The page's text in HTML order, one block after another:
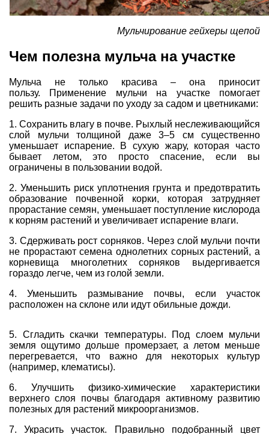
Мульчирование гейхеры щепой
Чем полезна мульча на участке
Мульча не только красива – она приносит
пользу. Применение мульчи на участке помогает
решить разные задачи по уходу за садом и цветниками:
1. Сохранить влагу в почве. Рыхлый неслеживающийся
слой мульчи толщиной даже 3–5 см существенно
уменьшает испарение. В сухую жару, которая часто
бывает летом, это просто спасение, если вы
ограничены в пользовании водой.
2. Уменьшить риск уплотнения грунта и предотвратить
образование почвенной корки, которая затрудняет
прорастание семян, уменьшает поступление кислорода
к корням растений и увеличивает испарение влаги.
3. Сдерживать рост сорняков. Через слой мульчи почти
не прорастают семена однолетних сорных растений, а
корневища многолетних сорняков выдергивается
гораздо легче, чем из голой земли.
4. Уменьшить размывание почвы, если участок
расположен на склоне или идут обильные дожди.
5. Сгладить скачки температуры. Под слоем мульчи
земля ощутимо дольше промерзает, а летом меньше
перегревается, что важно для некоторых культур
(например, клематисы).
6. Улучшить физико-химические характеристики
верхнего слоя почвы благодаря активному развитию
полезных для растений микроорганизмов.
7. Украсить участок. Правильно подобранный цвет